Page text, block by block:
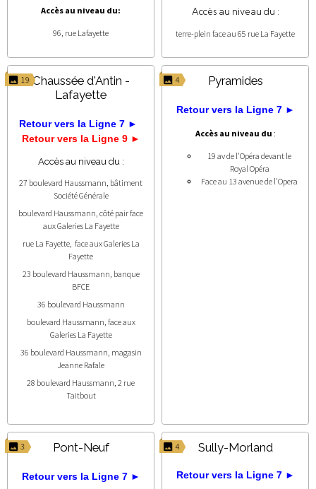
Accès au niveau du:
96, rue Lafayette
Accès au niveau du :
terre-plein face au 65 rue La Fayette
19 Chaussée d'Antin -
Lafayette
Retour vers la Ligne 7 ►
Retour vers la Ligne 9 ►
Accès au niveau du :
27 boulevard Haussmann, bâtiment
Société Générale
boulevard Haussmann, côté pair face
aux Galeries La Fayette
rue La Fayette, face aux Galeries La
Fayette
23 boulevard Haussmann, banque
BFCE
36 boulevard Haussmann
boulevard Haussmann, face aux
Galeries La Fayette
36 boulevard Haussmann, magasin
Jeanne Rafale
28 boulevard Haussmann, 2 rue
Taitbout
4 Pyramides
Retour vers la Ligne 7 ►
Accès au niveau du :
19 av de l'Opéra devant le
Royal Opéra
Face au 13 avenue de l'Opera
3 Pont-Neuf
Retour vers la Ligne 7 ►
4 Sully-Morland
Retour vers la Ligne 7 ►